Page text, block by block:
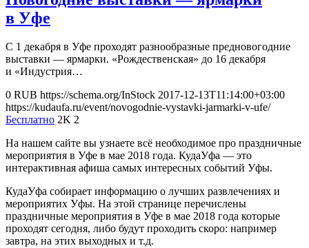
в Уфе
С 1 декабря в Уфе проходят разнообразные предновогодние
выставки — ярмарки. «Рождественская» до 16 декабря
и «Индустрия…
0 RUB https://schema.org/InStock 2017-12-13T11:14:00+03:00
https://kudaufa.ru/event/novogodnie-vystavki-jarmarki-v-ufe/
Бесплатно 2K 2
На нашем сайте вы узнаете всё необходимое про праздничные
мероприятия в Уфе в мае 2018 года. КудаУфа — это
интерактивная афиша самых интересных событий Уфы.
КудаУфа собирает информацию о лучших развлечениях и
мероприятих Уфы. На этой странице перечислены
праздничные мероприятия в Уфе в мае 2018 года которые
проходят сегодня, либо будут проходить скоро: например
завтра, на этих выходных и т.д.